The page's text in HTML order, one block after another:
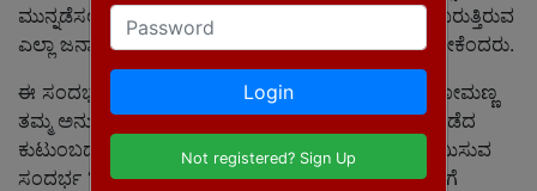
Password
Login
Not registered? Sign Up
ಮುನ್ನಡೆಸಲು ಕೊಡವ ಭಾಷೆ-ಸಂಸ್ಕೃತಿಯನ್ನು ಪಾಲಿಸಿಕೊಂಡು ಬರುತ್ತಿರುವ
ಎಲ್ಲಾ ಜನಾಂಗಗಳು ಜವಾಬ್ದಾರಿಯುತವಾಗಿ ಒಗ್ಗಟ್ಟಿನ ಹೆಜ್ಜೆ ಇಡಬೇಕೆಂದರು.
ಈ ಸಂದರ್ಭ ಪಾಲಂದಿರ ಕುಟುಂಬದ ಪಟ್ಟೆದಾರ ಪಾಲಂದಿರ ಸೋಮಣ್ಣ
ತಮ್ಮ ಅನುಭವದ ನುಡಿಗಳನ್ನಾಡಿ, ಕಾವೇರಿಯ ದರ್ಶನದ ಭಾಗ್ಯಪಡೆದ
ಕುಟುಂಬದಲ್ಲಿ ಸಂತೋಷದ ಕ್ಷಣಗಳನ್ನು ಹಾಲು ಕುಡಿದು ಸಂಭ್ರಮಿಸುವ
ಸಂದರ್ಭ ‘ಪಾಲ್ ಏಂದಿರ’ ಎಂಬ ದೈವವಾಣಿ ಕೇಳಿ ಬಂದ ಮೇರೆಗೆ